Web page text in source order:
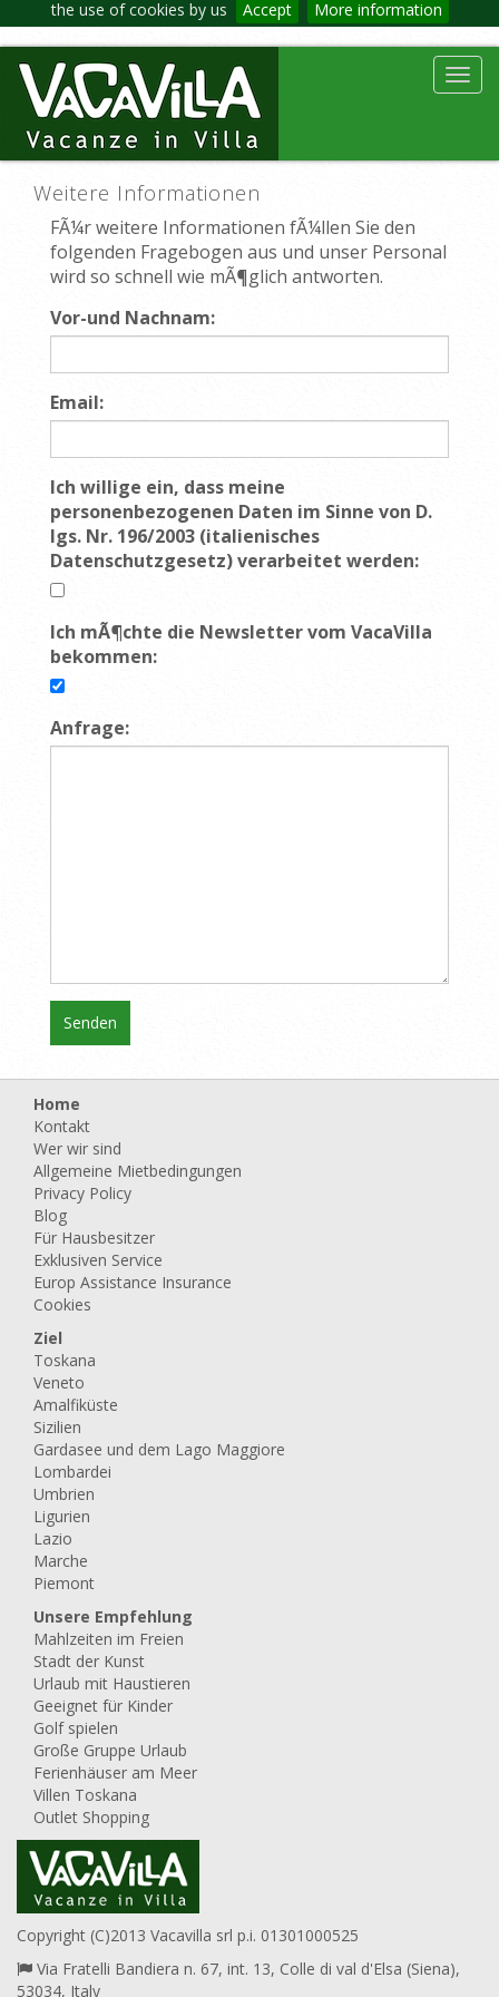
the use of cookies by us Accept More information
Weitere Informationen
FÃ¼r weitere Informationen fÃ¼llen Sie den
folgenden Fragebogen aus und unser Personal
wird so schnell wie mÃ¶glich antworten.
Vor-und Nachnam:
Email:
Ich willige ein, dass meine
personenbezogenen Daten im Sinne von D.
lgs. Nr. 196/2003 (italienisches
Datenschutzgesetz) verarbeitet werden:
Ich mÃ¶chte die Newsletter vom VacaVilla
bekommen:
Anfrage:
Home
Kontakt
Wer wir sind
Allgemeine Mietbedingungen
Privacy Policy
Blog
Für Hausbesitzer
Exklusiven Service
Europ Assistance Insurance
Cookies
Ziel
Toskana
Veneto
Amalfiküste
Sizilien
Gardasee und dem Lago Maggiore
Lombardei
Umbrien
Ligurien
Lazio
Marche
Piemont
Unsere Empfehlung
Mahlzeiten im Freien
Stadt der Kunst
Urlaub mit Haustieren
Geeignet für Kinder
Golf spielen
Große Gruppe Urlaub
Ferienhäuser am Meer
Villen Toskana
Outlet Shopping
Copyright (C)2013 Vacavilla srl p.i. 01301000525
Via Fratelli Bandiera n. 67, int. 13, Colle di val d'Elsa (Siena),
53034, Italy